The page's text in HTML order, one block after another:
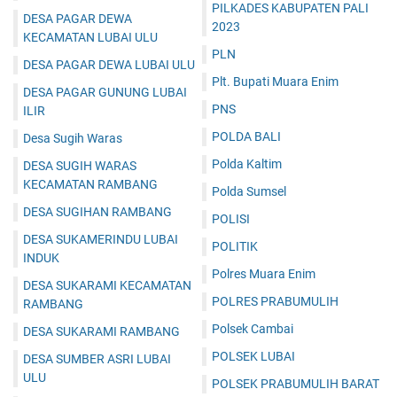
DESA PAGAR DEWA
KECAMATAN LUBAI ULU
DESA PAGAR DEWA LUBAI ULU
DESA PAGAR GUNUNG LUBAI
ILIR
Desa Sugih Waras
DESA SUGIH WARAS
KECAMATAN RAMBANG
DESA SUGIHAN RAMBANG
DESA SUKAMERINDU LUBAI
INDUK
DESA SUKARAMI KECAMATAN
RAMBANG
DESA SUKARAMI RAMBANG
DESA SUMBER ASRI LUBAI
ULU
PILKADES KABUPATEN PALI
2023
PLN
Plt. Bupati Muara Enim
PNS
POLDA BALI
Polda Kaltim
Polda Sumsel
POLISI
POLITIK
Polres Muara Enim
POLRES PRABUMULIH
Polsek Cambai
POLSEK LUBAI
POLSEK PRABUMULIH BARAT